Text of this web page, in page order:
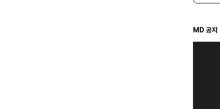
MD 공지